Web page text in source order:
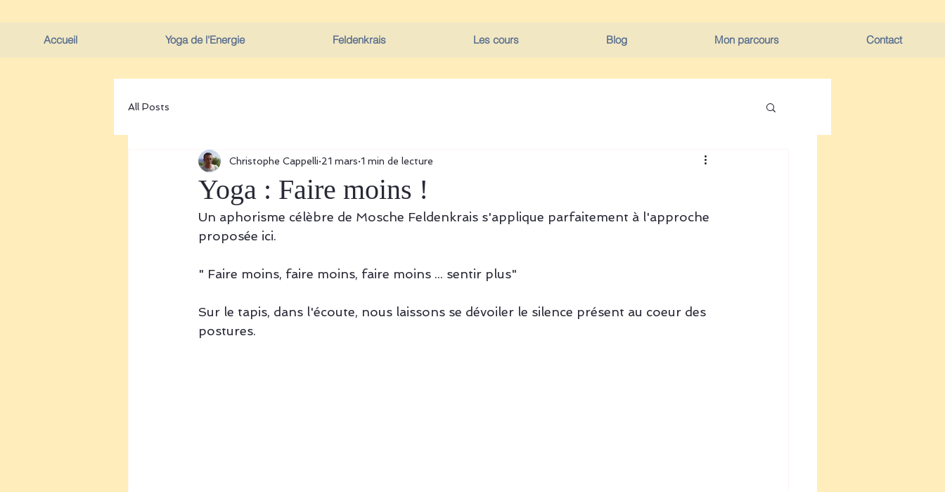
Accueil Yoga de l'Energie Feldenkrais Les cours Blog Mon parcours Contact
All Posts
Yoga : Faire moins !
Christophe Cappelli 21 mars 1 min de lecture
Un aphorisme célèbre de Mosche Feldenkrais s'applique parfaitement à l'approche
proposée ici.
" Faire moins, faire moins, faire moins ... sentir plus"
Sur le tapis, dans l'écoute, nous laissons se dévoiler le silence présent au coeur des
postures.